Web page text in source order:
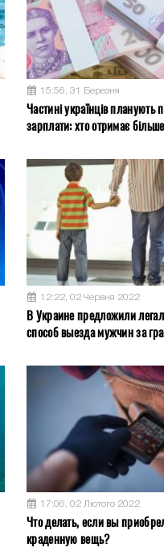
15:56, 31 Березня
Частині українців планують
зарплати: хто отримає більше
12:22, 02 Червня 2022
В Украине предложили
способ выезда мужчин за
17:06, 02 Лютого 2022
Что делать, если вы
краденную вещь?